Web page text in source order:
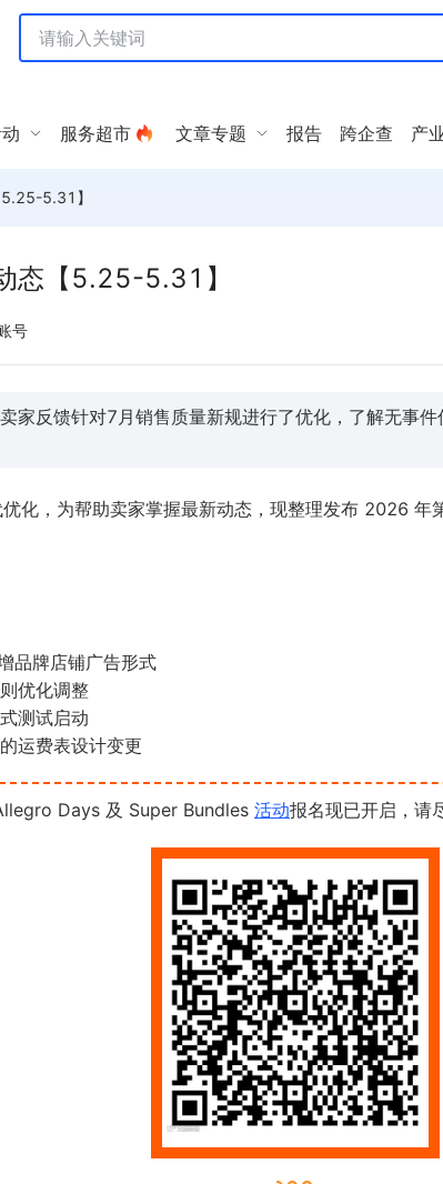
服务超市 文章专题 报告 跨企查 产
5.31】
态【5.25-5.31】
号
家反馈针对7月销售质量新规进行了优化，了解无事
化，为帮助卖家掌握最新动态，现整理发布 2026 年
品牌店铺广告形式
优化调整
测试启动
运费表设计变更
Days 及 Super Bundles 活动报名现已开启，请